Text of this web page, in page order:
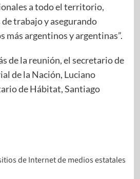
a todo el territorio,
trabajo y asegurando
más argentinos y argentinas”.
de la reunión, el secretario de
de la Nación, Luciano
de Hábitat, Santiago
de Internet de medios estatales